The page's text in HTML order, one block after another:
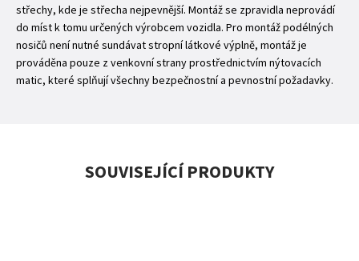
střechy, kde je střecha nejpevnější. Montáž se zpravidla neprovádí
do míst k tomu určených výrobcem vozidla. Pro montáž podélných
nosičů není nutné sundávat stropní látkové výplně, montáž je
prováděna pouze z venkovní strany prostřednictvím nýtovacích
matic, které splňují všechny bezpečnostní a pevnostní požadavky.
SOUVISEJÍCÍ PRODUKTY